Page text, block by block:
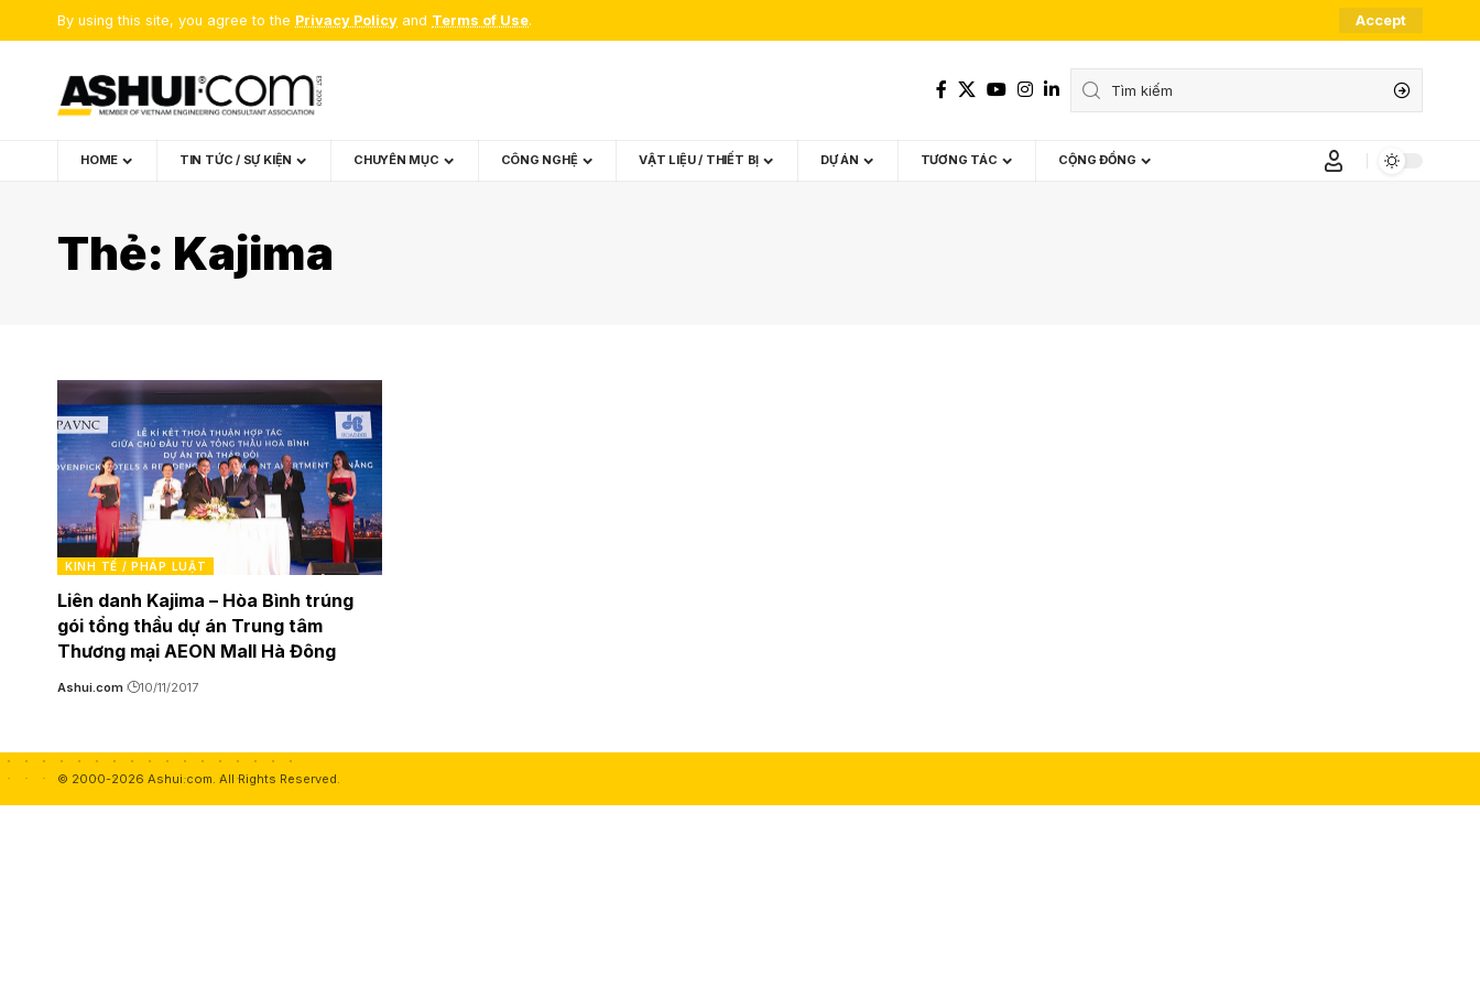
By using this site, you agree to the Privacy Policy and Terms of Use. Accept
HOME TIN TỨC / SỰ KIỆN CHUYÊN MỤC CÔNG NGHỆ VẬT LIỆU / THIẾT BỊ DỰ ÁN TƯƠNG TÁC CỘNG ĐỒNG
Thẻ: Kajima
KINH TẾ / PHÁP LUẬT
Liên danh Kajima – Hòa Bình trúng
gói tổng thầu dự án Trung tâm
Thương mại AEON Mall Hà Đông
Ashui.com 10/11/2017
© 2000-2026 Ashui.com. All Rights Reserved.